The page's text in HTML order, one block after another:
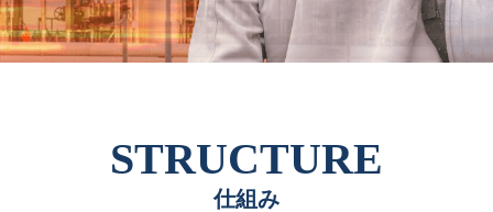
STRUCTURE
仕組み